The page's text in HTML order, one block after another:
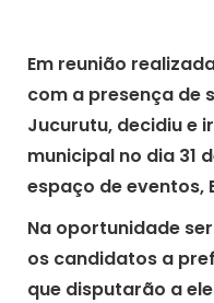
Em reunião
com a presença de
Jucurutu, decidiu e
municipal no dia 31
espaço de eventos,
Na oportunidade
os candidatos a
que disputarão a